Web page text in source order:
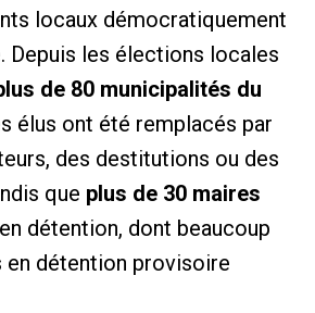
locaux démocratiquement
Depuis les élections locales
de 80 municipalités du
élus ont été remplacés par
des destitutions ou des
que plus de 30 maires
détention, dont beaucoup
en détention provisoire